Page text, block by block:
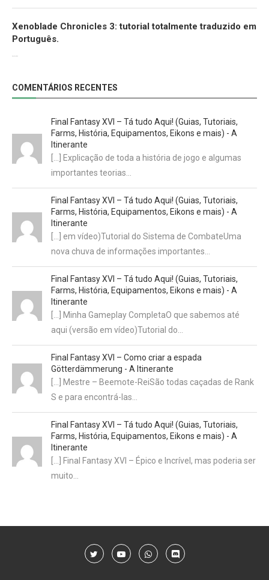
Xenoblade Chronicles 3: tutorial totalmente traduzido em
Português.
COMENTÁRIOS RECENTES
Final Fantasy XVI – Tá tudo Aqui! (Guias, Tutoriais,
Farms, História, Equipamentos, Eikons e mais) - A
Itinerante
[…] Explicação de toda a história de jogo e algumas
importantes teorias…
Final Fantasy XVI – Tá tudo Aqui! (Guias, Tutoriais,
Farms, História, Equipamentos, Eikons e mais) - A
Itinerante
[…] em vídeo)Tutorial do Sistema de CombateUma
nova chuva de informações importantes…
Final Fantasy XVI – Tá tudo Aqui! (Guias, Tutoriais,
Farms, História, Equipamentos, Eikons e mais) - A
Itinerante
[…] Minha Gameplay CompletaO que sabemos até
aqui (versão em vídeo)Tutorial do…
Final Fantasy XVI – Como criar a espada
Götterdämmerung - A Itinerante
[…] Mestre – Beemote-ReiSão todas caçadas de Rank
S e para encontrá-las…
Final Fantasy XVI – Tá tudo Aqui! (Guias, Tutoriais,
Farms, História, Equipamentos, Eikons e mais) - A
Itinerante
[…] Final Fantasy XVI – Épico e Incrível, mas poderia ser
muito…